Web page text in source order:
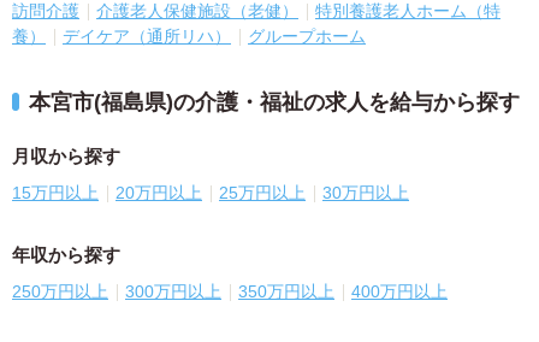
訪問介護 介護老人保健施設（老健）
特別養護老人ホーム（特
養）
デイケア（通所リハ） グループホーム
本宮市(福島県)の介護・福祉の求人を給与から探す
月収から探す
15万円以上 20万円以上 25万円以上 30万円以上
年収から探す
250万円以上 300万円以上 350万円以上 400万円以上